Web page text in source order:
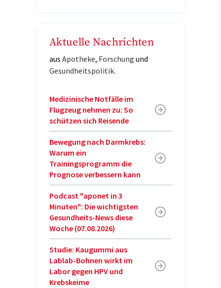
Aktuelle Nachrichten
aus Apotheke, Forschung und
Gesundheitspolitik.
Medizinische Notfälle im
Flugzeug nehmen zu: So
schützen sich Reisende
Bewegung nach Darmkrebs:
Warum ein
Trainingsprogramm die
Prognose verbessern kann
Podcast "aponet in 3
Minuten": Die wichtigsten
Gesundheits-News diese
Woche (07.08.2026)
Studie: Kaugummi aus
Lablab-Bohnen wirkt im
Labor gegen HPV und
Krebskeime